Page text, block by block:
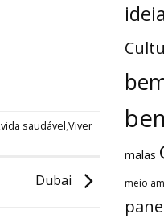
vida saudável Viver
Dubai
malas
meio